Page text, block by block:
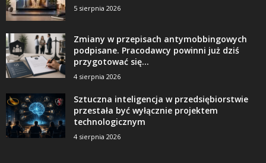
5 sierpnia 2026
Zmiany w przepisach antymobbingowych
podpisane. Pracodawcy powinni już dziś
przygotować się...
4 sierpnia 2026
Sztuczna inteligencja w przedsiębiorstwie
przestała być wyłącznie projektem
technologicznym
4 sierpnia 2026